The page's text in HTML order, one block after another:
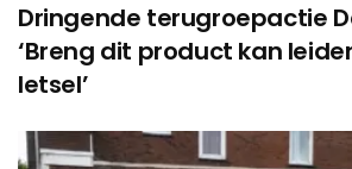
Dringende terugroepactie
‘Breng dit product kan
letsel’